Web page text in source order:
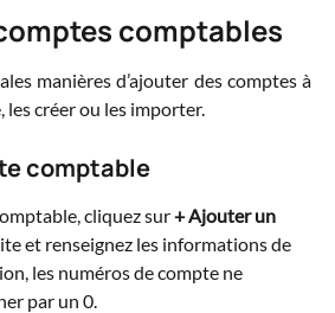
comptables
manières d’ajouter des comptes à
créer ou les importer.
comptable
cliquez sur + Ajouter un
et renseignez les informations de
les numéros de compte ne
par un 0.